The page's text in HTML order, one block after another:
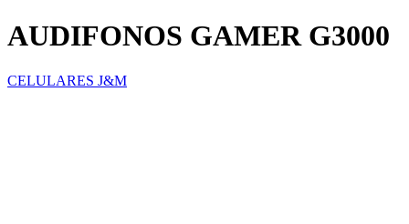
AUDIFONOS GAMER G3000
CELULARES J&M